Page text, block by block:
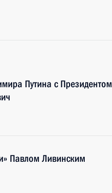
Путина с Президентом
Павлом Ливинским